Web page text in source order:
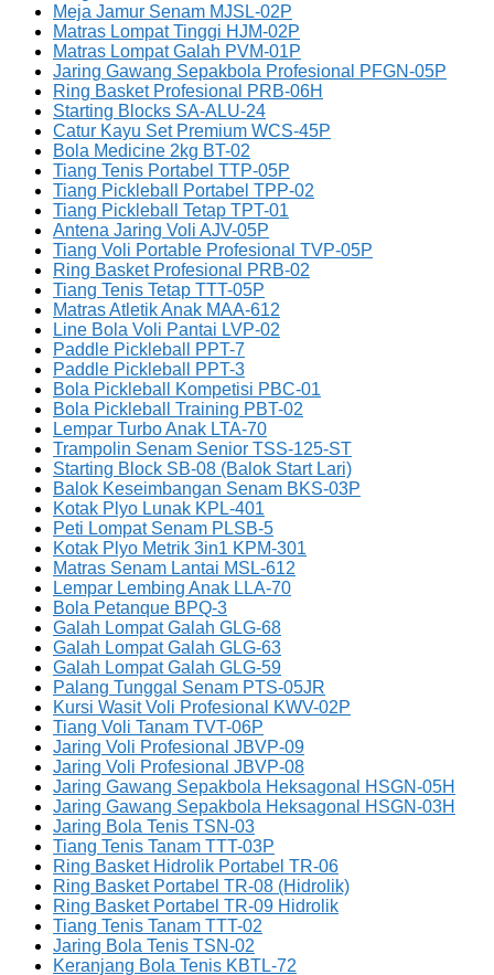
Meja Jamur Senam MJSL-02P
Matras Lompat Tinggi HJM-02P
Matras Lompat Galah PVM-01P
Jaring Gawang Sepakbola Profesional PFGN-05P
Ring Basket Profesional PRB-06H
Starting Blocks SA-ALU-24
Catur Kayu Set Premium WCS-45P
Bola Medicine 2kg BT-02
Tiang Tenis Portabel TTP-05P
Tiang Pickleball Portabel TPP-02
Tiang Pickleball Tetap TPT-01
Antena Jaring Voli AJV-05P
Tiang Voli Portable Profesional TVP-05P
Ring Basket Profesional PRB-02
Tiang Tenis Tetap TTT-05P
Matras Atletik Anak MAA-612
Line Bola Voli Pantai LVP-02
Paddle Pickleball PPT-7
Paddle Pickleball PPT-3
Bola Pickleball Kompetisi PBC-01
Bola Pickleball Training PBT-02
Lempar Turbo Anak LTA-70
Trampolin Senam Senior TSS-125-ST
Starting Block SB-08 (Balok Start Lari)
Balok Keseimbangan Senam BKS-03P
Kotak Plyo Lunak KPL-401
Peti Lompat Senam PLSB-5
Kotak Plyo Metrik 3in1 KPM-301
Matras Senam Lantai MSL-612
Lempar Lembing Anak LLA-70
Bola Petanque BPQ-3
Galah Lompat Galah GLG-68
Galah Lompat Galah GLG-63
Galah Lompat Galah GLG-59
Palang Tunggal Senam PTS-05JR
Kursi Wasit Voli Profesional KWV-02P
Tiang Voli Tanam TVT-06P
Jaring Voli Profesional JBVP-09
Jaring Voli Profesional JBVP-08
Jaring Gawang Sepakbola Heksagonal HSGN-05H
Jaring Gawang Sepakbola Heksagonal HSGN-03H
Jaring Bola Tenis TSN-03
Tiang Tenis Tanam TTT-03P
Ring Basket Hidrolik Portabel TR-06
Ring Basket Portabel TR-08 (Hidrolik)
Ring Basket Portabel TR-09 Hidrolik
Tiang Tenis Tanam TTT-02
Jaring Bola Tenis TSN-02
Keranjang Bola Tenis KBTL-72